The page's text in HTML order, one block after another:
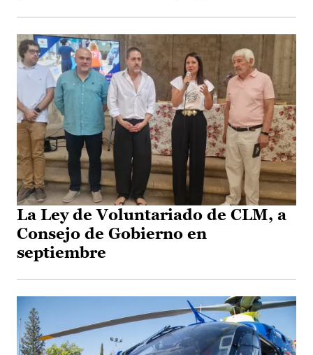
La Ley de Voluntariado de CLM, a
Consejo de Gobierno en
septiembre